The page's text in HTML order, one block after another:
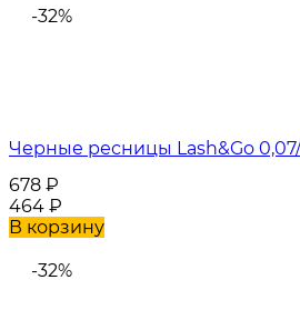
-32%
Черные ресницы Lash&Go
678 ₽
464 ₽
В корзину
-32%